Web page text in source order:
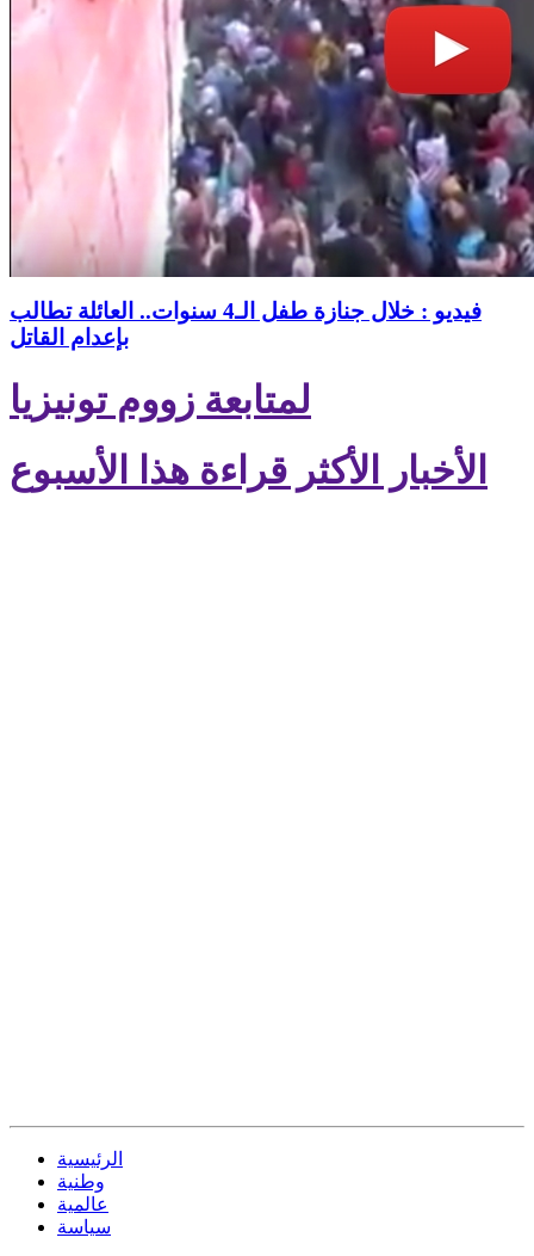
فيديو : خلال جنازة طفل الـ4 سنوات.. العائلة تطالب
بإعدام القاتل
لمتابعة زووم تونيزيا
الأخبار الأكثر قراءة هذا الأسبوع
الرئيسية
وطنية
عالمية
سياسة